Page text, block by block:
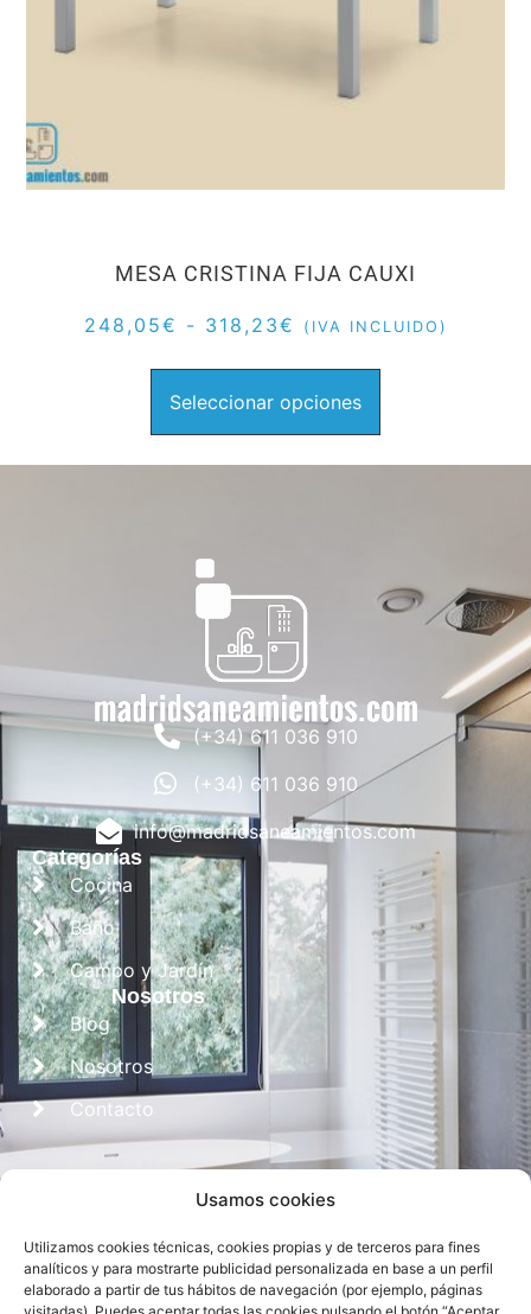
Usamos cookies
Utilizamos cookies técnicas, cookies propias y de terceros para fines
analíticos y para mostrarte publicidad personalizada en base a un perfil
elaborado a partir de tus hábitos de navegación (por ejemplo, páginas
MESA CRISTINA FIJA CAUXI
248,05€ - 318,23€ (IVA INCLUIDO)
Seleccionar opciones
(+34) 611 036 910
(+34) 611 036 910
info@madridsaneamientos.com
Categorías
Cocina
Baño
Campo y Jardín
Nosotros
Blog
Nosotros
Contacto